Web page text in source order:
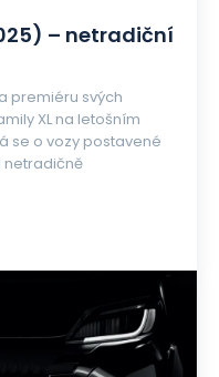
– netradiční
premiéru svých
XL na letošním
se o vozy postavené
netradičně